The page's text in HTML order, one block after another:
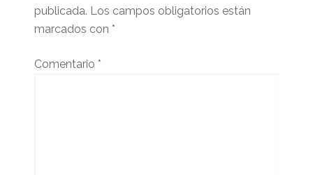
publicada. Los campos obligatorios están
marcados con *
Comentario *